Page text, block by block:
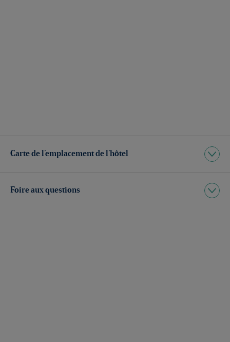
Carte de l’emplacement de l’hôtel
Foire aux questions